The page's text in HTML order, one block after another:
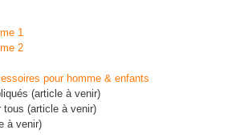
1
2
pour homme & enfants
(article à venir)
tous (article à venir)
à venir)